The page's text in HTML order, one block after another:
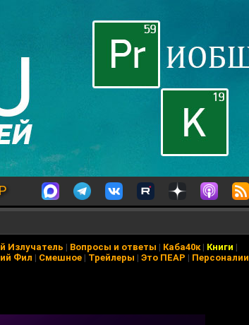
Излучатель | Вопросы и ответы | Каба40к| Книги |
Фил | Смешное | Трейлеры | Это ПЕАР | Персоналии